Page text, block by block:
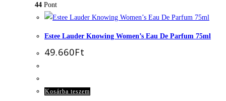
44 Pont
Estee Lauder Knowing Women’s Eau De Parfum 75ml
49.660Ft
Kosárba teszem